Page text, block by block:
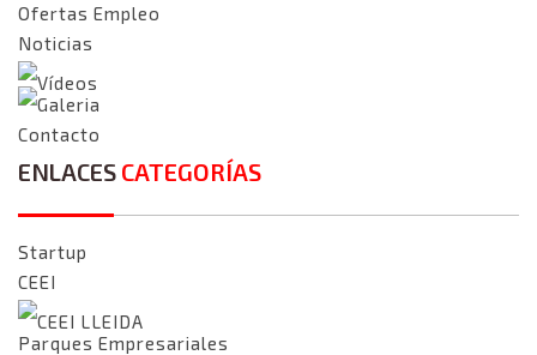
Ofertas Empleo
Noticias
Vídeos
Galeria
Contacto
ENLACES CATEGORÍAS
Startup
CEEI
CEEI LLEIDA
Parques Empresariales